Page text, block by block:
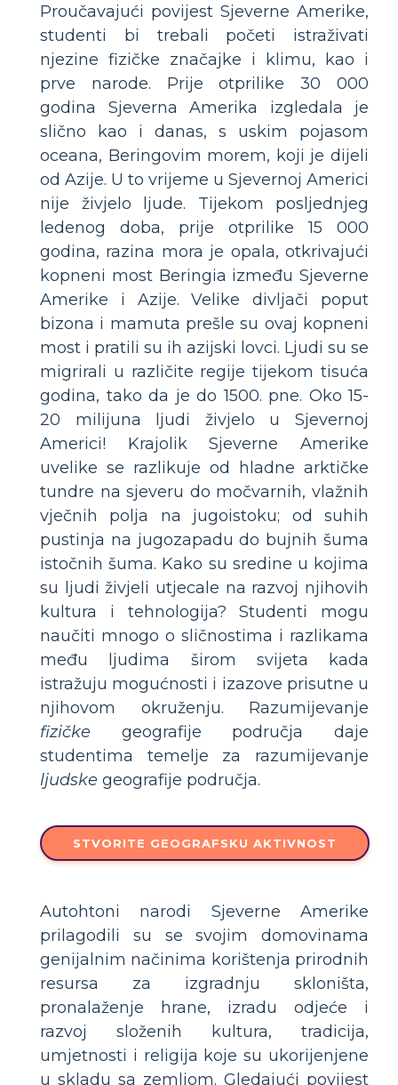
Proučavajući povijest Sjeverne Amerike,
studenti bi trebali početi istraživati
njezine fizičke značajke i klimu, kao i
prve narode. Prije otprilike 30 000
godina Sjeverna Amerika izgledala je
slično kao i danas, s uskim pojasom
oceana, Beringovim morem, koji je dijeli
od Azije. U to vrijeme u Sjevernoj Americi
nije živjelo ljude. Tijekom posljednjeg
ledenog doba, prije otprilike 15 000
godina, razina mora je opala, otkrivajući
kopneni most Beringia između Sjeverne
Amerike i Azije. Velike divljači poput
bizona i mamuta prešle su ovaj kopneni
most i pratili su ih azijski lovci. Ljudi su se
migrirali u različite regije tijekom tisuća
godina, tako da je do 1500. pne. Oko 15-
20 milijuna ljudi živjelo u Sjevernoj
Americi! Krajolik Sjeverne Amerike
uvelike se razlikuje od hladne arktičke
tundre na sjeveru do močvarnih, vlažnih
vječnih polja na jugoistoku; od suhih
pustinja na jugozapadu do bujnih šuma
istočnih šuma. Kako su sredine u kojima
su ljudi živjeli utjecale na razvoj njihovih
kultura i tehnologija? Studenti mogu
naučiti mnogo o sličnostima i razlikama
među ljudima širom svijeta kada
istražuju mogućnosti i izazove prisutne u
njihovom okruženju. Razumijevanje
fizičke geografije područja daje
studentima temelje za razumijevanje
ljudske geografije područja.
STVORITE GEOGRAFSKU AKTIVNOST
Autohtoni narodi Sjeverne Amerike
prilagodili su se svojim domovinama
genijalnim načinima korištenja prirodnih
resursa za izgradnju skloništa,
pronalaženje hrane, izradu odjeće i
razvoj složenih kultura, tradicija,
umjetnosti i religija koje su ukorijenjene
u skladu sa zemljom. Gledajući povijest